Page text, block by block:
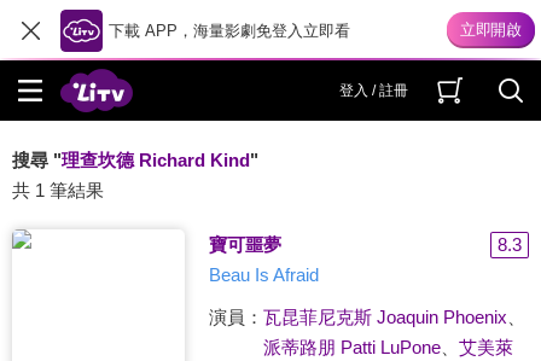
下載 APP，海量影劇免登入立即看
登入 / 註冊
搜尋 "理查坎德 Richard Kind"
共 1 筆結果
寶可噩夢
8.3
Beau Is Afraid
演員： 瓦昆菲尼克斯 Joaquin Phoenix
派蒂路朋 Patti LuPone、 艾美萊